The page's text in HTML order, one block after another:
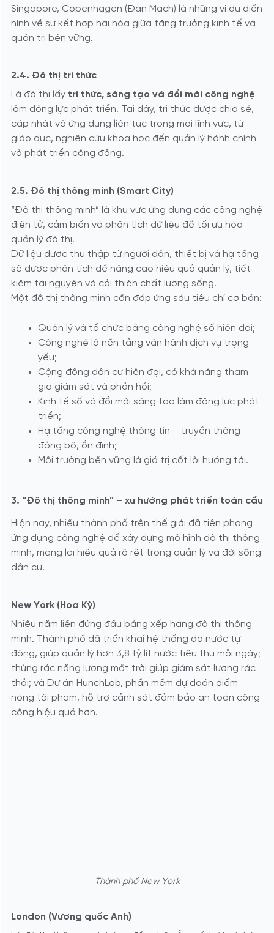
Singapore, Copenhagen (Đan Mạch) là những ví dụ điển
hình về sự kết hợp hài hòa giữa tăng trưởng kinh tế và
quản trị bền vững.
2.4. Đô thị tri thức
Là đô thị lấy tri thức, sáng tạo và đổi mới công nghệ
làm động lực phát triển. Tại đây, tri thức được chia sẻ,
cập nhật và ứng dụng liên tục trong mọi lĩnh vực, từ
giáo dục, nghiên cứu khoa học đến quản lý hành chính
và phát triển cộng đồng.
2.5. Đô thị thông minh (Smart City)
“Đô thị thông minh” là khu vực ứng dụng các công nghệ
điện tử, cảm biến và phân tích dữ liệu để tối ưu hóa
quản lý đô thị.
Dữ liệu được thu thập từ người dân, thiết bị và hạ tầng
sẽ được phân tích để nâng cao hiệu quả quản lý, tiết
kiệm tài nguyên và cải thiện chất lượng sống.
Một đô thị thông minh cần đáp ứng sáu tiêu chí cơ bản:
Quản lý và tổ chức bằng công nghệ số hiện đại;
Công nghệ là nền tảng vận hành dịch vụ trọng
yếu;
Cộng đồng dân cư hiện đại, có khả năng tham
gia giám sát và phản hồi;
Kinh tế số và đổi mới sáng tạo làm động lực phát
triển;
Hạ tầng công nghệ thông tin – truyền thông
đồng bộ, ổn định;
Môi trường bền vững là giá trị cốt lõi hướng tới.
3. “Đô thị thông minh” – xu hướng phát triển toàn cầu
Hiện nay, nhiều thành phố trên thế giới đã tiên phong
ứng dụng công nghệ để xây dựng mô hình đô thị thông
minh, mang lại hiệu quả rõ rệt trong quản lý và đời sống
dân cư.
New York (Hoa Kỳ)
Nhiều năm liền đứng đầu bảng xếp hạng đô thị thông
minh. Thành phố đã triển khai hệ thống đo nước tự
động, giúp quản lý hơn 3,8 tỷ lít nước tiêu thụ mỗi ngày;
thùng rác năng lượng mặt trời giúp giám sát lượng rác
thải; và Dự án HunchLab, phần mềm dự đoán điểm
nóng tội phạm, hỗ trợ cảnh sát đảm bảo an toàn công
cộng hiệu quả hơn.
Thành phố New York
London (Vương quốc Anh)